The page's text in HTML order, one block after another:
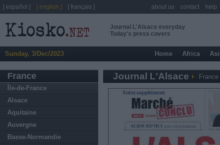
Journal L'Alsace everyday
Today's press covers
Sunday, 3/Dec/2023 Home Africa
France
Île-de-France
Alsace
Aquitaine
Auvergne
Basse-Normandie
Journal L'Alsace France
[ español ] [ english ] [ français ] about us contact help